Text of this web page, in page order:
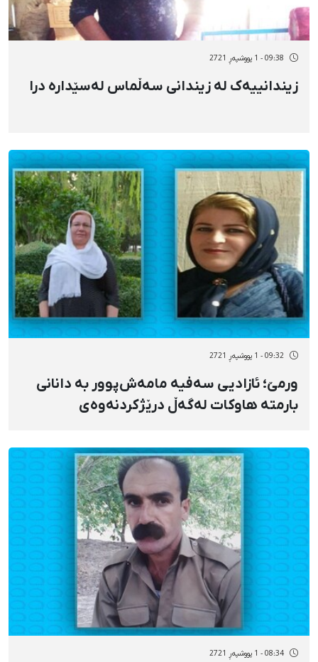
09:38 - 1 پووشپەڕ 2721
زیندانییەک لە زیندانی سەڵماس لەسێدارە درا
09:32 - 1 پووشپەڕ 2721
ورمێ؛ ئازادیی سەفیە مامەش‌پوور بە دانانی
بارمتە هاوکات لەگەڵ درێژکردنەوەی
08:34 - 1 پووشپەڕ 2721